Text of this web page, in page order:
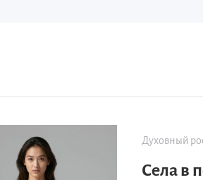
Духовный
Села в